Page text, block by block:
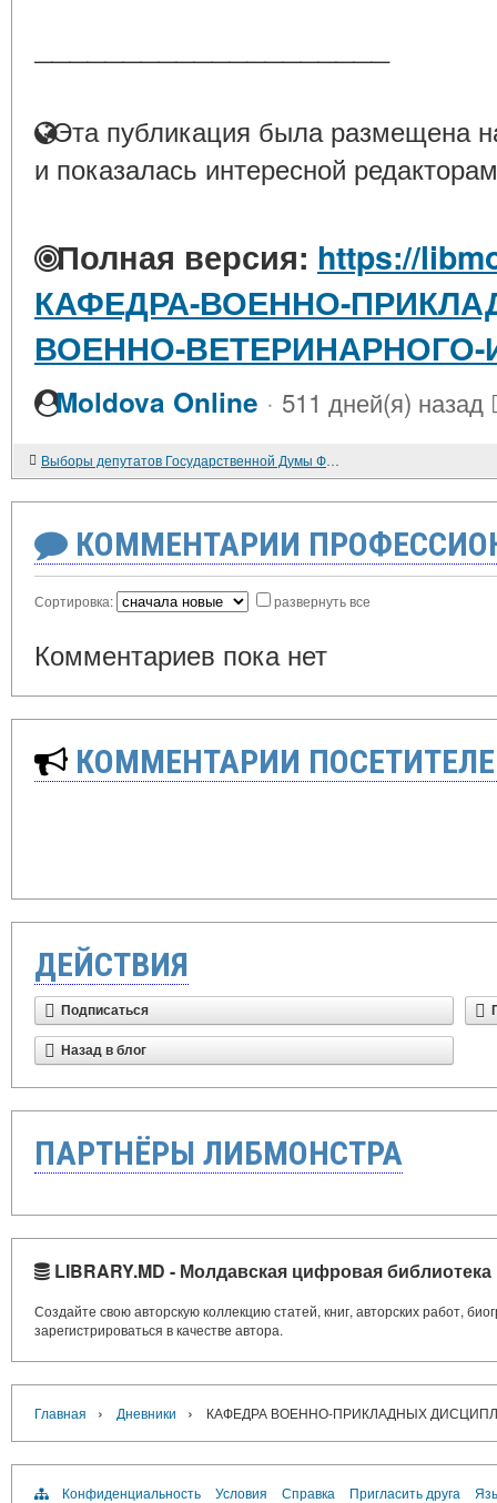
Эта публикация была размещена
и показалась интересной
Полная версия: https://
КАФЕДРА-ВОЕННО-
ВОЕННО-ВЕТЕРИНАРНОГО-
Moldova Online · 511 дней(я) назад
Выборы депутатов Государственной Думы Федерального Собрания Российской Федерации
КОММЕНТАРИИ
Сортировка: развернуть все
Комментариев пока нет
КОММЕНТАРИИ
ДЕЙСТВИЯ
Подписаться
Назад в блог
ПАРТНЁРЫ ЛИБМОНСТРА
LIBRARY.MD - Молдавская цифровая библиотека
Создайте свою авторскую коллекцию статей, книг, авторских работ,
зарегистрироваться в качестве автора.
Главная › Дневники › КАФЕДРА ВОЕННО-ПРИКЛАДНЫХ
Конфиденциальность Условия Справка Пригласить друга